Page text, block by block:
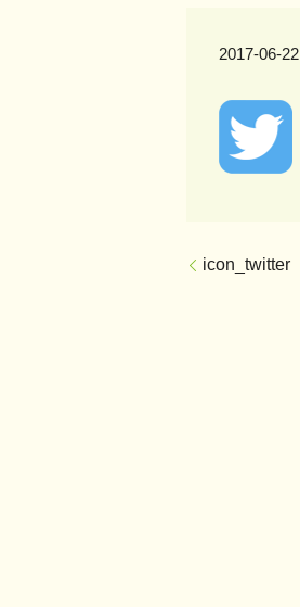
2017-06-22
icon_twitter